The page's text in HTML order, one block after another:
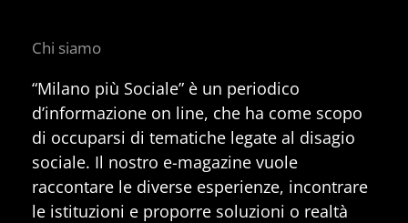
Chi siamo
“Milano più Sociale” è un periodico
d’informazione on line, che ha come scopo
di occuparsi di tematiche legate al disagio
sociale. Il nostro e-magazine vuole
raccontare le diverse esperienze, incontrare
le istituzioni e proporre soluzioni o realtà